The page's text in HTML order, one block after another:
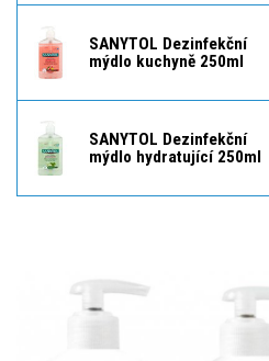
SANYTOL Dezinfekční
mýdlo kuchyně 250ml
SANYTOL Dezinfekční
mýdlo hydratující 250ml